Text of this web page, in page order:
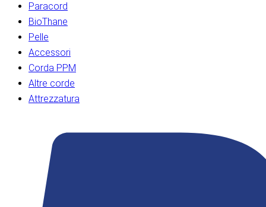
Paracord
BioThane
Pelle
Accessori
Corda PPM
Altre corde
Attrezzatura